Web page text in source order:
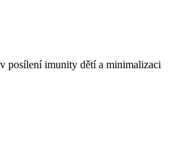
posílení imunity dětí a minimalizaci